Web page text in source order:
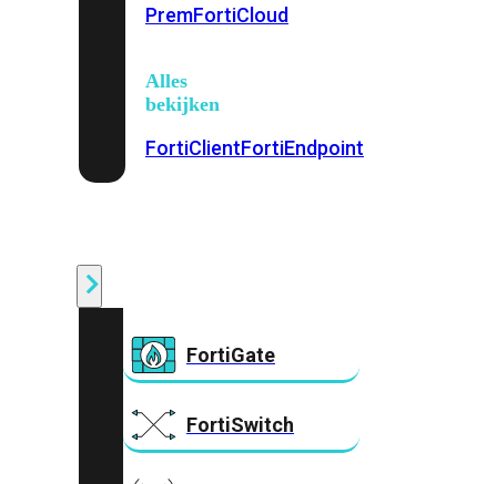
PremFortiCloud
Alles
bekijken
FortiClientFortiEndpoint
FortiGate
FortiSwitch